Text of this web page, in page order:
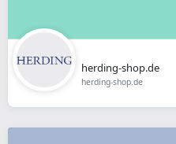
herding-shop.de
herding-shop.de